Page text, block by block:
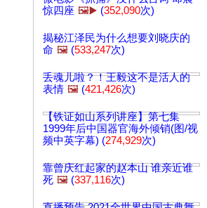
惊四座 🖼️▶️ (352,090次)
揭秘江泽民为什么想要刘晓庆的
命 🖼️ (533,247次)
丢魂儿啦？！王毅这不是活人的
表情 🖼️ (421,426次)
【铁证如山系列讲座】第七集
1999年后中国器官海外倾销(图/视
频中英字幕) (274,929次)
靠曾庆红起家的赵本山 谁亲近谁
死 🖼️ (337,116次)